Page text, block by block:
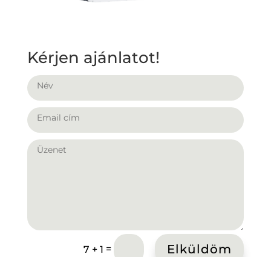
Kérjen ajánlatot!
7 + 1 = Elküldöm